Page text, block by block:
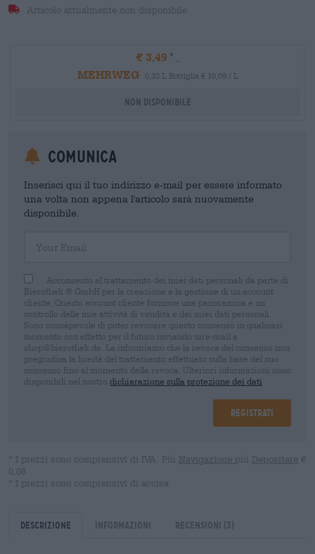
Articolo attualmente non disponibile
€ 3,49
MEHRWEG
0,33 L Bottiglia € 10,09 / L
Non disponibile
Comunica
Inserisci qui il tuo indirizzo e-mail per essere informato
una volta non appena l'articolo sarà nuovamente
disponibile.
Acconsento al trattamento dei miei dati personali da parte di
Bierothek ® GmbH per la creazione e la gestione di un account
cliente. Questo account cliente fornisce una panoramica e un
controllo delle mie attività di vendita e dei miei dati personali.
Sono consapevole di poter revocare questo consenso in qualsiasi
momento con effetto per il futuro inviando un'e-mail a
shop@bierothek.de. La informiamo che la revoca del consenso non
pregiudica la liceità del trattamento effettuato sulla base del suo
consenso fino al momento della revoca. Ulteriori informazioni sono
disponibili nel nostro dichiarazione sulla protezione dei dati
Registrati
* I prezzi sono comprensivi di IVA. Più Navigazione più Depositare €
0,08
* I prezzi sono comprensivi di accisa
Descrizione Informazioni Recensioni (3)